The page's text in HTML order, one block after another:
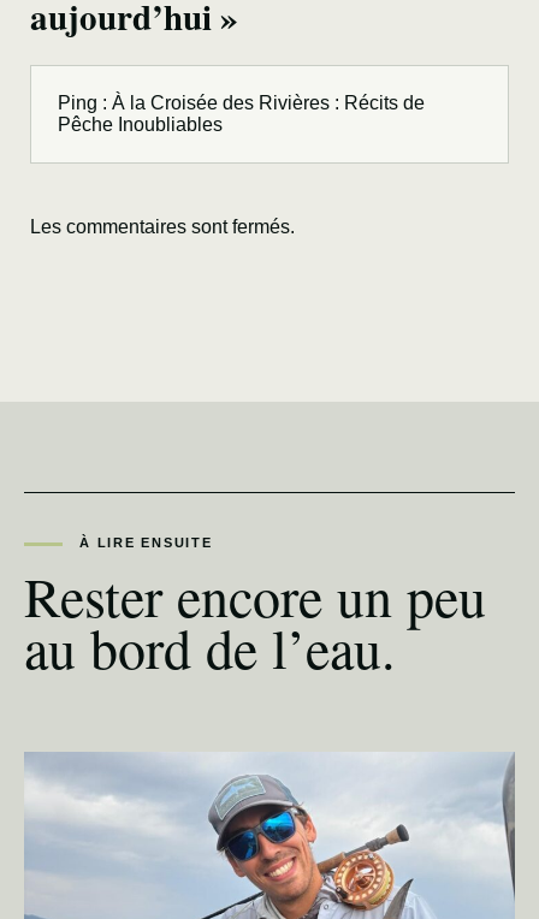
aujourd’hui »
Ping : À la Croisée des Rivières : Récits de
Pêche Inoubliables
Les commentaires sont fermés.
À LIRE ENSUITE
Rester encore un peu
au bord de l’eau.